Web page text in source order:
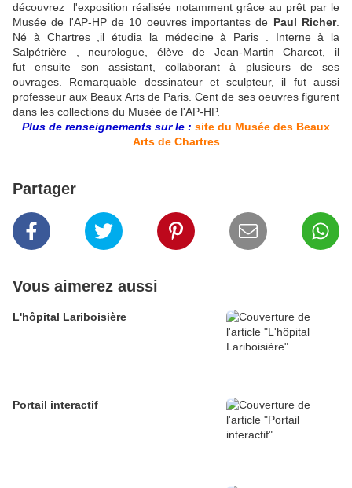
découvrez l'exposition réalisée notamment grâce au prêt par le
Musée de l'AP-HP de 10 oeuvres importantes de Paul Richer.
Né à Chartres ,il étudia la médecine à Paris . Interne à la
Salpétrière , neurologue, élève de Jean-Martin Charcot, il
fut ensuite son assistant, collaborant à plusieurs de ses
ouvrages. Remarquable dessinateur et sculpteur, il fut aussi
professeur aux Beaux Arts de Paris. Cent de ses oeuvres figurent
dans les collections du Musée de l'AP-HP.
Plus de renseignements sur le : site du Musée des Beaux
Arts de Chartres
Partager
Vous aimerez aussi
L'hôpital Lariboisière
Portail interactif